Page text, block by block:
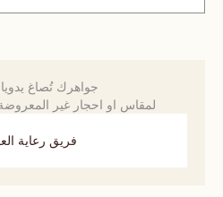
جواهرك تُصاغ
لمقاس او احجار غير المعروضة
فريق رعاية